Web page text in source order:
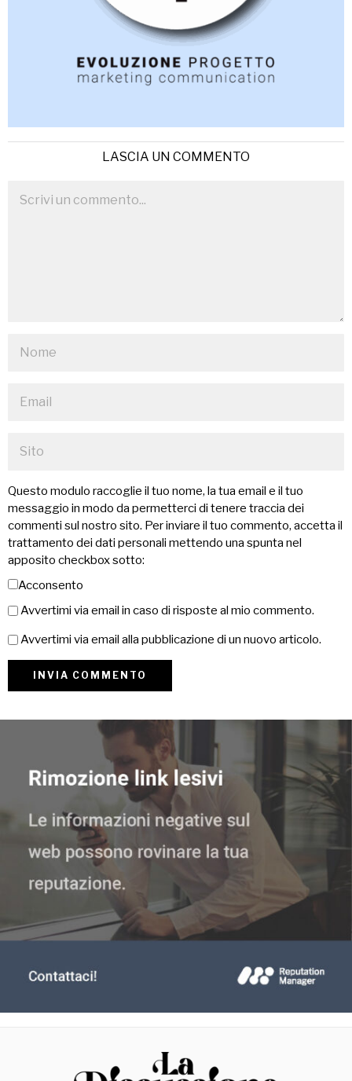
LASCIA UN COMMENTO
Questo modulo raccoglie il tuo nome, la tua email e il tuo
messaggio in modo da permetterci di tenere traccia dei
commenti sul nostro sito. Per inviare il tuo commento, accetta il
trattamento dei dati personali mettendo una spunta nel
apposito checkbox sotto:
Acconsento
Avvertimi via email in caso di risposte al mio commento.
Avvertimi via email alla pubblicazione di un nuovo articolo.